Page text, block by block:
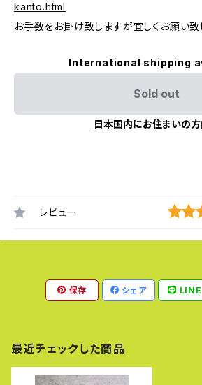
kanto.html
お手数をお掛け致しますが宜しくお願い致
International shipping
Sold out
日本国内にお住まいの
レビュー
保存 シェア LINE
最近チェックした商品